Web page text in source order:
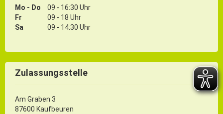
Mo - Do
09 - 16:30 Uhr
Fr
09 - 18 Uhr
Sa
09 - 14:30 Uhr
Zulassungsstelle
Am Graben 3
87600 Kaufbeuren